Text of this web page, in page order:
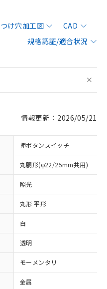
け穴加工図
CAD
規格認証/適合状況
情報更新：2026/05/21
押ボタンスイッチ
丸胴形(φ22/25mm共用)
照光
丸形 平形
白
透明
モーメンタリ
金属